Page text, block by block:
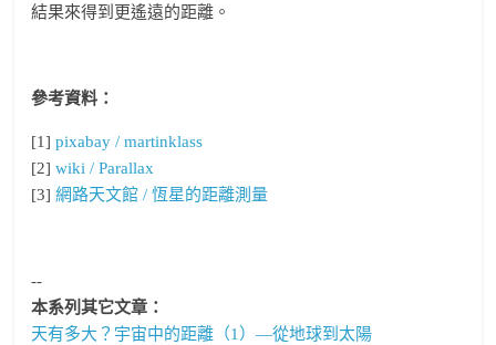
結果來得到更遙遠的距離。
參考資料：
[1]pixabay / martinklass
[2]wiki / Parallax
[3]網路天文館 / 恆星的距離測量
--
本系列其它文章：
天有多大？宇宙中的距離（1）—從地球到太陽